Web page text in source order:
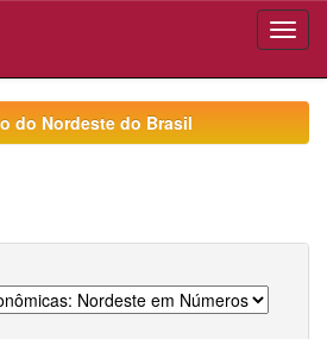
do Nordeste do Brasil